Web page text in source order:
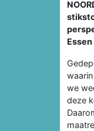
we
deze